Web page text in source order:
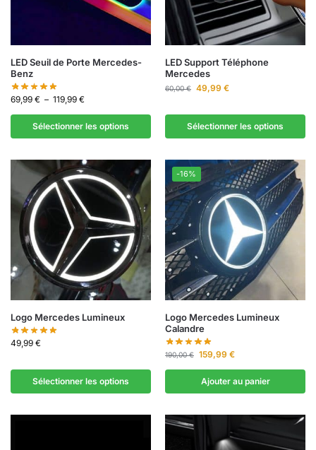
LED Seuil de Porte Mercedes-
Benz
69,99 € – 119,99 €
Sélectionner les options
LED Support Téléphone
Mercedes
60,00€ 49,99 €
Sélectionner les options
Logo Mercedes Lumineux
49,99 €
Sélectionner les options
-16%
Logo Mercedes Lumineux
Calandre
190,00€ 159,99 €
Ajouter au panier